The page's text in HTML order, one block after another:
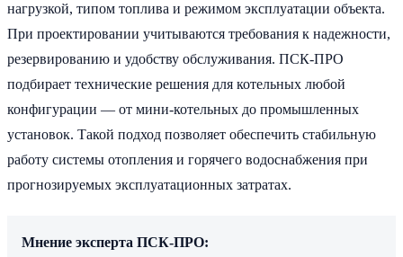
нагрузкой, типом топлива и режимом эксплуатации объекта.
При проектировании учитываются требования к надежности,
резервированию и удобству обслуживания. ПСК-ПРО
подбирает технические решения для котельных любой
конфигурации — от мини-котельных до промышленных
установок. Такой подход позволяет обеспечить стабильную
работу системы отопления и горячего водоснабжения при
прогнозируемых эксплуатационных затратах.
Мнение эксперта ПСК-ПРО: